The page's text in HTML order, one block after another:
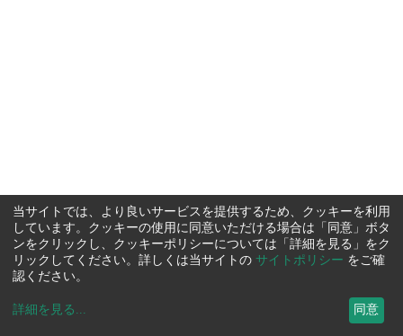
当サイトでは、より良いサービスを提供するため、クッキーを利用
しています。クッキーの使用に同意いただける場合は「同意」ボタ
ンをクリックし、クッキーポリシーについては「詳細を見る」をク
リックしてください。詳しくは当サイトの サイトポリシー をご確
認ください。
詳細を見る ... 同意